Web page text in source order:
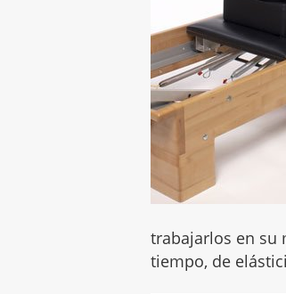
trabajarlos en su
tiempo, de